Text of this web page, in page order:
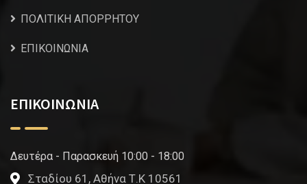
ΠΟΛΙΤΙΚΗ ΑΠΟΡΡΗΤΟΥ
ΕΠΙΚΟΙΝΩΝΙΑ
ΕΠΙΚΟΙΝΩΝΙΑ
Δευτέρα - Παρασκευή 10:00 - 18:00
Σταδίου 61, Αθήνα Τ.Κ 10561